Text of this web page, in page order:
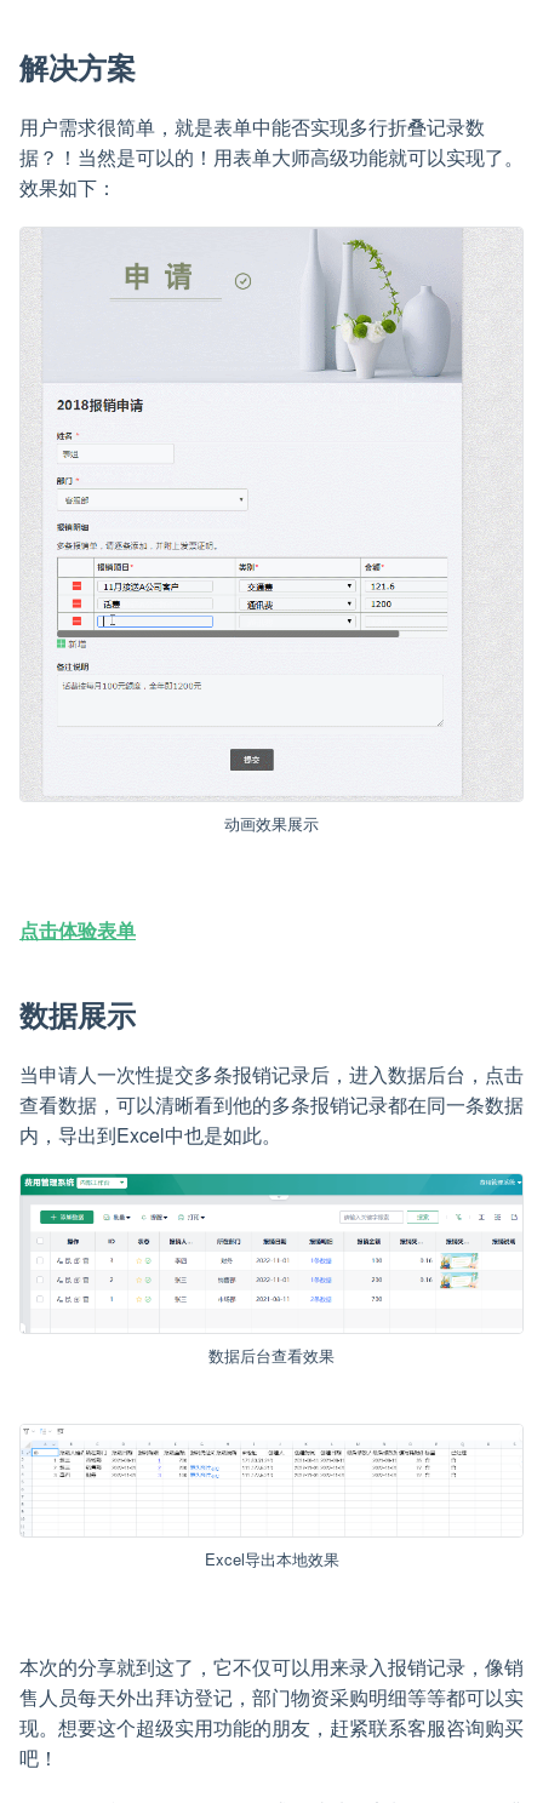
解决方案
用户需求很简单，就是表单中能否实现多行折叠记录数
据？！当然是可以的！用表单大师高级功能就可以实现了。
效果如下：
动画效果展示
点击体验表单
数据展示
当申请人一次性提交多条报销记录后，进入数据后台，点击
查看数据，可以清晰看到他的多条报销记录都在同一条数据
内，导出到Excel中也是如此。
数据后台查看效果
Excel导出本地效果
本次的分享就到这了，它不仅可以用来录入报销记录，像销
售人员每天外出拜访登记，部门物资采购明细等等都可以实
现。想要这个超级实用功能的朋友，赶紧联系客服咨询购买
吧！